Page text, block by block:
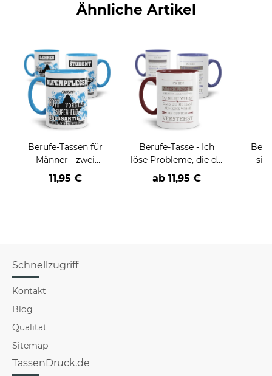
Ähnliche Artikel
Berufe-Tassen für
Männer - zwei
Farbvarianten
11,95 €
Berufe-Tasse - Ich
löse Probleme, die du
nicht verstehst -
verschiedene Berufe
ab 11,95 €
Schnellzugriff
Kontakt
Blog
Qualität
Sitemap
TassenDruck.de